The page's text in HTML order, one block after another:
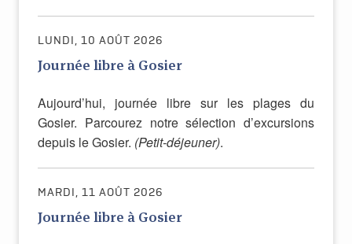
LUNDI, 10 AOÛT 2026
Journée libre à Gosier
Aujourd’hui, journée libre sur les plages du
Gosier. Parcourez notre sélection d’excursions
depuis le Gosier. (Petit-déjeuner).
MARDI, 11 AOÛT 2026
Journée libre à Gosier